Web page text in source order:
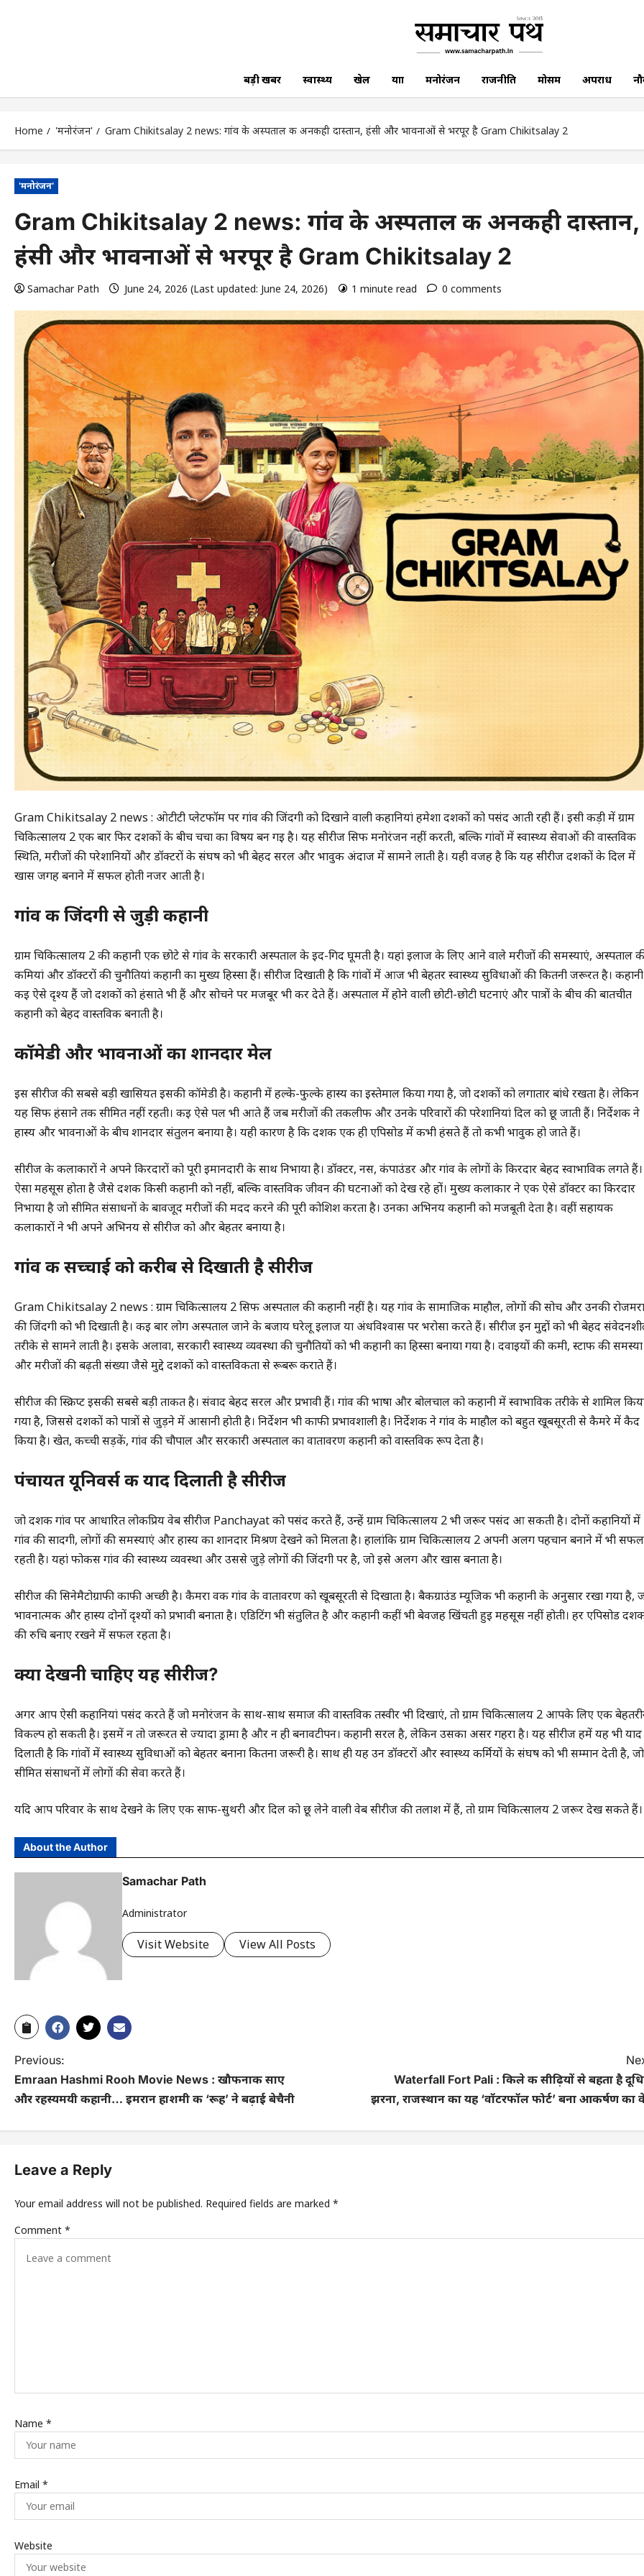
बड़ी खबर स्वास्थ्य खेल यात्रा मनोरंजन राजनीति मोसम अपराध
Home 'मनोरंजन' Gram Chikitsalay 2 news: गांव के अस्पताल की अनकही दास्तान, हंसी और भावनाओं से भरपूर है Gram Chikitsalay 2
'मनोरंजन'
Gram Chikitsalay 2 news: गांव के अस्पताल की अनकही दास्तान,
हंसी और भावनाओं से भरपूर है Gram Chikitsalay 2
Samachar Path June 24, 2026 (Last updated: June 24, 2026) 1 minute read 0 comments
Gram Chikitsalay 2 news : ओटीटी प्लेटफॉर्म पर गांव की जिंदगी को दिखाने वाली कहानियां हमेशा दर्शकों को पसंद आती रही हैं। इसी कड़ी में ग्राम
चिकित्सालय 2 एक बार फिर दर्शकों के बीच चर्चा का विषय बन गई है। यह सीरीज सिर्फ मनोरंजन नहीं करती, बल्कि गांवों में स्वास्थ्य सेवाओं की वास्तविक
स्थिति, मरीजों की परेशानियों और डॉक्टरों के संघर्ष को भी बेहद सरल और भावुक अंदाज में सामने लाती है। यही वजह है कि यह सीरीज दर्शकों के दिल में
खास जगह बनाने में सफल होती नजर आती है।
गांव की जिंदगी से जुड़ी कहानी
ग्राम चिकित्सालय 2 की कहानी एक छोटे से गांव के सरकारी अस्पताल के इर्द-गिर्द घूमती है। यहां इलाज के लिए आने वाले मरीजों की समस्याएं, अस्पताल
कमियां और डॉक्टरों की चुनौतियां कहानी का मुख्य हिस्सा हैं। सीरीज दिखाती है कि गांवों में आज भी बेहतर स्वास्थ्य सुविधाओं की कितनी जरूरत है।
कई ऐसे दृश्य हैं जो दर्शकों को हंसाते भी हैं और सोचने पर मजबूर भी कर देते हैं। अस्पताल में होने वाली छोटी-छोटी घटनाएं और पात्रों के बीच की बातचीत
कहानी को बेहद वास्तविक बनाती है।
कॉमेडी और भावनाओं का शानदार मेल
इस सीरीज की सबसे बड़ी खासियत इसकी कॉमेडी है। कहानी में हल्के-फुल्के हास्य का इस्तेमाल किया गया है, जो दर्शकों को लगातार बांधे रखता है। लेकिन
यह सिर्फ हंसाने तक सीमित नहीं रहती। कई ऐसे पल भी आते हैं जब मरीजों की तकलीफ और उनके परिवारों की परेशानियां दिल को छू जाती हैं। निर्देशक ने
हास्य और भावनाओं के बीच शानदार संतुलन बनाया है। यही कारण है कि दर्शक एक ही एपिसोड में कभी हंसते हैं तो कभी भावुक हो जाते हैं।
सीरीज के कलाकारों ने अपने किरदारों को पूरी ईमानदारी के साथ निभाया है। डॉक्टर, नर्स, कंपाउंडर और गांव के लोगों के किरदार बेहद स्वाभाविक लगते हैं।
ऐसा महसूस होता है जैसे दर्शक किसी कहानी को नहीं, बल्कि वास्तविक जीवन की घटनाओं को देख रहे हों। मुख्य कलाकार ने एक ऐसे डॉक्टर का किरदार
निभाया है जो सीमित संसाधनों के बावजूद मरीजों की मदद करने की पूरी कोशिश करता है। उनका अभिनय कहानी को मजबूती देता है। वहीं सहायक
कलाकारों ने भी अपने अभिनय से सीरीज को और बेहतर बनाया है।
गांव की सच्चाई को करीब से दिखाती है सीरीज
Gram Chikitsalay 2 news : ग्राम चिकित्सालय 2 सिर्फ अस्पताल की कहानी नहीं है। यह गांव के सामाजिक माहौल, लोगों की सोच और उनकी रोजमर्रा
की जिंदगी को भी दिखाती है। कई बार लोग अस्पताल जाने के बजाय घरेलू इलाज या अंधविश्वास पर भरोसा करते हैं। सीरीज इन मुद्दों को भी बेहद
तरीके से सामने लाती है। इसके अलावा, सरकारी स्वास्थ्य व्यवस्था की चुनौतियों को भी कहानी का हिस्सा बनाया गया है। दवाइयों की कमी, स्टाफ की समस्या
और मरीजों की बढ़ती संख्या जैसे मुद्दे दर्शकों को वास्तविकता से रूबरू कराते हैं।
सीरीज की स्क्रिप्ट इसकी सबसे बड़ी ताकत है। संवाद बेहद सरल और प्रभावी हैं। गांव की भाषा और बोलचाल को कहानी में स्वाभाविक तरीके से शामिल
गया है, जिससे दर्शकों को पात्रों से जुड़ने में आसानी होती है। निर्देशन भी काफी प्रभावशाली है। निर्देशक ने गांव के माहौल को बहुत खूबसूरती से कैमरे में कैद
किया है। खेत, कच्ची सड़कें, गांव की चौपाल और सरकारी अस्पताल का वातावरण कहानी को वास्तविक रूप देता है।
पंचायत यूनिवर्स की याद दिलाती है सीरीज
जो दर्शक गांव पर आधारित लोकप्रिय वेब सीरीज Panchayat को पसंद करते हैं, उन्हें ग्राम चिकित्सालय 2 भी जरूर पसंद आ सकती है। दोनों कहानियों में
गांव की सादगी, लोगों की समस्याएं और हास्य का शानदार मिश्रण देखने को मिलता है। हालांकि ग्राम चिकित्सालय 2 अपनी अलग पहचान बनाने में भी सफल
रहती है। यहां फोकस गांव की स्वास्थ्य व्यवस्था और उससे जुड़े लोगों की जिंदगी पर है, जो इसे अलग और खास बनाता है।
सीरीज की सिनेमैटोग्राफी काफी अच्छी है। कैमरा वर्क गांव के वातावरण को खूबसूरती से दिखाता है। बैकग्राउंड म्यूजिक भी कहानी के अनुसार रखा गया है,
भावनात्मक और हास्य दोनों दृश्यों को प्रभावी बनाता है। एडिटिंग भी संतुलित है और कहानी कहीं भी बेवजह खिंचती हुई महसूस नहीं होती। हर एपिसोड
की रुचि बनाए रखने में सफल रहता है।
क्या देखनी चाहिए यह सीरीज?
अगर आप ऐसी कहानियां पसंद करते हैं जो मनोरंजन के साथ-साथ समाज की वास्तविक तस्वीर भी दिखाएं, तो ग्राम चिकित्सालय 2 आपके लिए एक
विकल्प हो सकती है। इसमें न तो जरूरत से ज्यादा ड्रामा है और न ही बनावटीपन। कहानी सरल है, लेकिन उसका असर गहरा है। यह सीरीज हमें यह भी याद
दिलाती है कि गांवों में स्वास्थ्य सुविधाओं को बेहतर बनाना कितना जरूरी है। साथ ही यह उन डॉक्टरों और स्वास्थ्य कर्मियों के संघर्ष को भी सम्मान देती है, जो
सीमित संसाधनों में लोगों की सेवा करते हैं।
यदि आप परिवार के साथ देखने के लिए एक साफ-सुथरी और दिल को छू लेने वाली वेब सीरीज की तलाश में हैं, तो ग्राम चिकित्सालय 2 जरूर देख सकते हैं।
About the Author
Samachar Path
Administrator
Visit Website View All Posts
Previous:
Emraan Hashmi Rooh Movie News : खौफनाक साए
और रहस्यमयी कहानी… इमरान हाशमी की ‘रूह’ ने बढ़ाई बेचैनी
Waterfall Fort Pali : किले की सीढ़ियों से बहता है
झरना, राजस्थान का यह ‘वॉटरफॉल फोर्ट’ बना आकर्षण का
Leave a Reply
Your email address will not be published. Required fields are marked *
Comment *
Name *
Email *
Website